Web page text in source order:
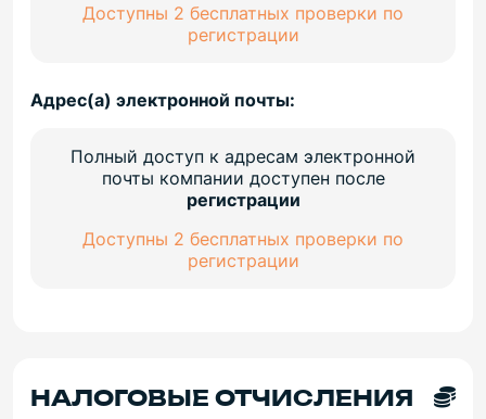
Доступны 2 бесплатных проверки по
регистрации
Адрес(а) электронной почты:
Полный доступ к адресам электронной
почты компании доступен после
регистрации
Доступны 2 бесплатных проверки по
регистрации
НАЛОГОВЫЕ ОТЧИСЛЕНИЯ